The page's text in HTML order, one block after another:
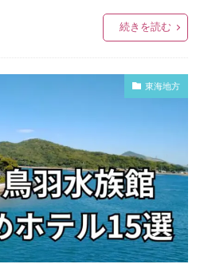
続きを読む
東海地方